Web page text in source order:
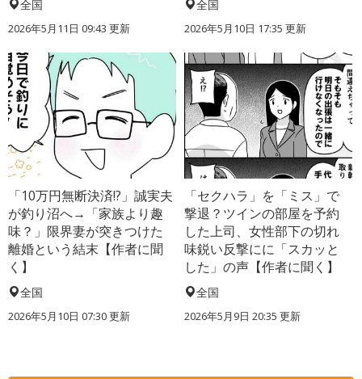
全国
2026年5月11日 09:43 更新
全国
2026年5月10日 17:35 更新
「10万円無断決済!?」誠実夫
が釣り沼へ→「家族より趣
味？」限界妻が突きつけた
離婚という結末【作者に聞
く】
全国
2026年5月10日 07:30 更新
「セクハラ」を「ミス」で
撃退？ツインの部屋を予約
した上司、女性部下の切れ
味鋭い反撃にに「スカッと
した」の声【作者に聞く】
全国
2026年5月9日 20:35 更新